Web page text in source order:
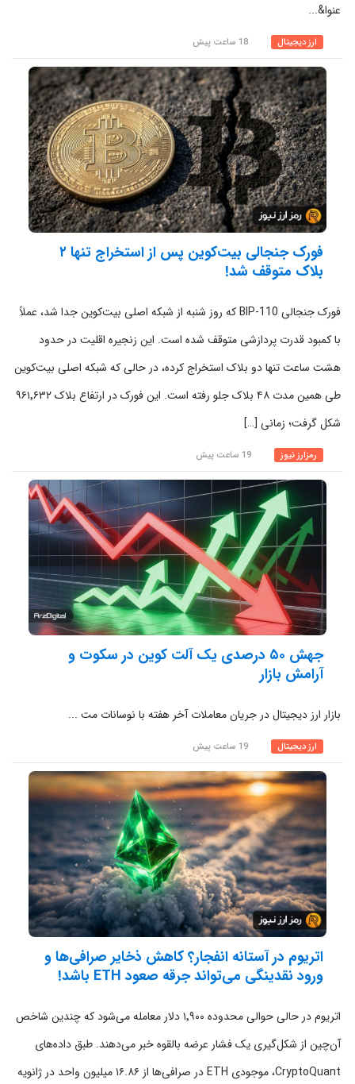
عنوا&...
ارز دیجیتال 18 ساعت پیش
فورک جنجالی بیت‌کوین پس از استخراج تنها ۲
بلاک متوقف شد!
فورک جنجالی BIP-110 که روز شنبه از شبکه اصلی بیت‌کوین جدا شد، عملاً
با کمبود قدرت پردازشی متوقف شده است. این زنجیره اقلیت در حدود
هشت ساعت تنها دو بلاک استخراج کرده، در حالی که شبکه اصلی بیت‌کوین
طی همین مدت ۴۸ بلاک جلو رفته است. این فورک در ارتفاع بلاک ۹۶۱٬۶۳۲
شکل گرفت؛ زمانی […]
رمزارز نیوز 19 ساعت پیش
جهش ۵۰ درصدی یک آلت کوین در سکوت و
آرامش بازار
بازار ارز دیجیتال در جریان معاملات آخر هفته با نوسانات مت ...
ارز دیجیتال 19 ساعت پیش
اتریوم در آستانه انفجار؟ کاهش ذخایر صرافی‌ها و
ورود نقدینگی می‌تواند جرقه صعود ETH باشد!
اتریوم در حالی حوالی محدوده ۱٬۹۰۰ دلار معامله می‌شود که چندین شاخص
آن‌چین از شکل‌گیری یک فشار عرضه بالقوه خبر می‌دهند. طبق داده‌های
CryptoQuant، موجودی ETH در صرافی‌ها از ۱۶.۸۶ میلیون واحد در ژانویه